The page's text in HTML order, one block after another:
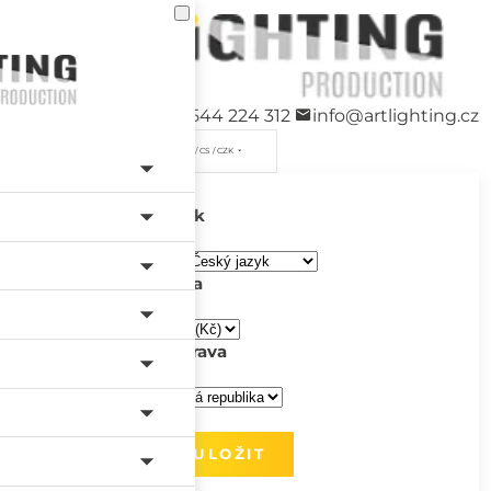
+420 544 224 312 info@artlighting.cz
/ CS / CZK
Jazyk
Měna
Doprava